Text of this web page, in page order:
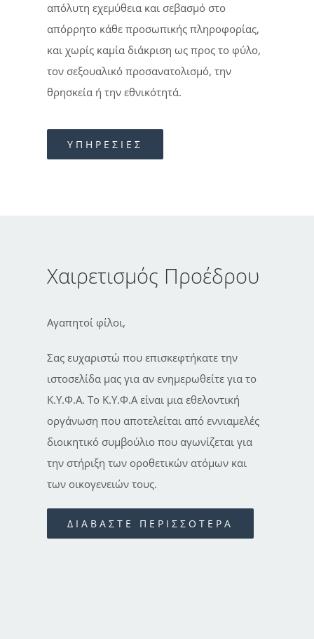
απόλυτη εχεμύθεια και σεβασμό στο
απόρρητο κάθε προσωπικής πληροφορίας,
και χωρίς καμία διάκριση ως προς το φύλο,
τον σεξουαλικό προσανατολισμό, την
θρησκεία ή την εθνικότητά.
ΥΠΗΡΕΣΙΕΣ
Χαιρετισμός Προέδρου
Αγαπητοί φίλοι,
Σας ευχαριστώ που επισκεφτήκατε την
ιστοσελίδα μας για αν ενημερωθείτε για το
Κ.Υ.Φ.Α. Το Κ.Υ.Φ.Α είναι μια εθελοντική
οργάνωση που αποτελείται από εννιαμελές
διοικητικό συμβούλιο που αγωνίζεται για
την στήριξη των οροθετικών ατόμων και
των οικογενειών τους.
ΔΙΑΒΑΣΤΕ ΠΕΡΙΣΣΟΤΕΡΑ